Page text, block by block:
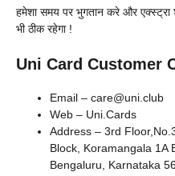
हमेशा समय पर भुगतान करे और
भी ठीक रहेगा !
Uni Card Customer
Email – care@uni.club
Web – Uni.Cards
Address – 3rd
Block, Koramangala 1A
Bengaluru, Karnataka